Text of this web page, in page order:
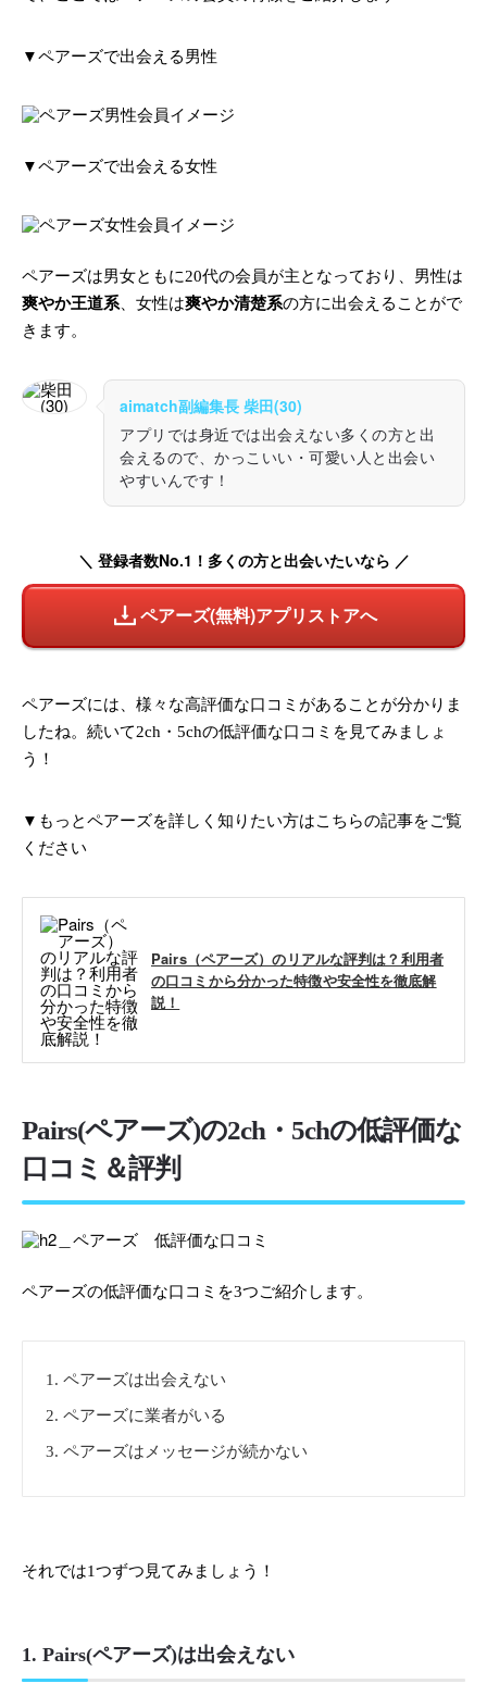
▼ペアーズで出会える男性
▼ペアーズで出会える女性
ペアーズは男女ともに20代の会員が主となっており、男性は
爽やか王道系 、女性は爽やか清楚系の方に出会えることがで
きます。
aimatch副編集長 柴田(30)
アプリでは身近では出会えない多くの方と出
会えるので、かっこいい・可愛い人と出会い
やすいんです！
＼ 登録者数No.1！多くの方と出会いたいなら ／
ペアーズ(無料)アプリストアへ
ペアーズには、様々な高評価な口コミがあることが分かりま
したね。続いて2ch・5chの低評価な口コミを見てみましょ
う！
▼もっとペアーズを詳しく知りたい方はこちらの記事をご覧
ください
Pairs（ペアーズ）のリアルな評判は？利用者
の口コミから分かった特徴や安全性を徹底解
説！
Pairs(ペアーズ)の2ch・5chの低評価な
口コミ＆評判
ペアーズの低評価な口コミを3つご紹介します。
ペアーズは出会えない
ペアーズに業者がいる
ペアーズはメッセージが続かない
それでは1つずつ見てみましょう！
1. Pairs(ペアーズ)は出会えない